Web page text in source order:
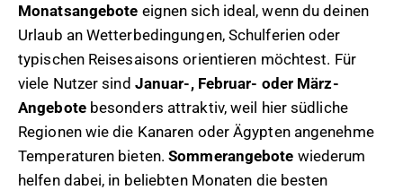
Monatsangebote eignen sich ideal, wenn du deinen
Urlaub an Wetterbedingungen, Schulferien oder
typischen Reisesaisons orientieren möchtest. Für
viele Nutzer sind Januar-, Februar- oder März-
Angebotebesonders attraktiv, weil hier südliche
Regionen wie die Kanaren oder Ägypten angenehme
Temperaturen bieten.Sommerangebote wiederum
helfen dabei, in beliebten Monaten die besten